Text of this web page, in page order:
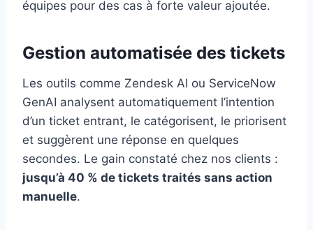
équipes pour des cas à forte valeur ajoutée.
Gestion automatisée des tickets
Les outils comme Zendesk AI ou ServiceNow
GenAI analysent automatiquement l’intention
d’un ticket entrant, le catégorisent, le priorisent
et suggèrent une réponse en quelques
secondes. Le gain constaté chez nos clients :
jusqu’à 40 % de tickets traités sans action
manuelle.